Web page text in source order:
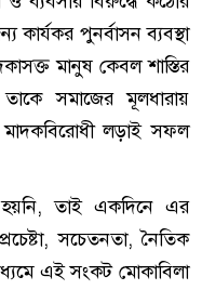
কার্যকর পুনর্বাসন ব্যবস্থা
মানুষ কেবল শাস্তির
সমাজের মূলধারায়
লড়াই সফল
হয়নি, তাই একদিনে এর
সচেতনতা, নৈতিক
এই সংকট মোকাবিলা